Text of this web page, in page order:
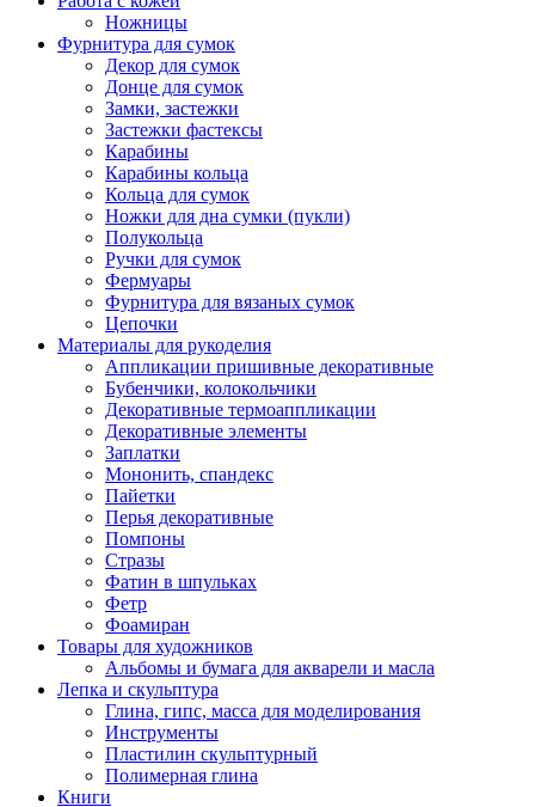
Ножницы
Фурнитура для сумок
Декор для сумок
Донце для сумок
Замки, застежки
Застежки фастексы
Карабины
Карабины кольца
Кольца для сумок
Ножки для дна сумки (пукли)
Полукольца
Ручки для сумок
Фермуары
Фурнитура для вязаных сумок
Цепочки
Материалы для рукоделия
Аппликации пришивные декоративные
Бубенчики, колокольчики
Декоративные термоаппликации
Декоративные элементы
Заплатки
Мононить, спандекс
Пайетки
Перья декоративные
Помпоны
Стразы
Фатин в шпульках
Фетр
Фоамиран
Товары для художников
Альбомы и бумага для акварели и масла
Лепка и скульптура
Глина, гипс, масса для моделирования
Инструменты
Пластилин скульптурный
Полимерная глина
Книги